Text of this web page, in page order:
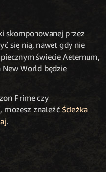
skomponowanej przez
się nią, nawet gdy nie
świecie Aeternum,
New World będzie
Prime czy
możesz znaleźć Ścieżka
.